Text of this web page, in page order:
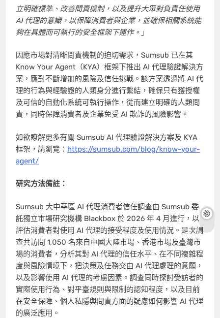
立明確標準、改善問責機制，以及提升大眾對負責任使用
AI 代理的意識，以保障消費者與企業，並確保相關系統能
夠在具體而可執行的安全框架下運作。 」
因應市場對清晰問責機制的迫切需求，Sumsub 已在其
Know Your Agent（KYA）框架下推出 AI 代理驗證解決方
案，應對不斷增加的風險及信任挑戰。該方案透過將 AI 代
理的行為與經驗證的人類身分進行繫結，確保只有獲授權
及可信的自動化系統可執行操作，從而建立明確的人類問
責，同時保障消費者及企業免受 AI 欺詐的風險影響。
如欲瞭解更多有關 Sumsub AI 代理驗證解決方案及 KYA
框架，請瀏覽： https://sumsub.com/blog/know-your-
agent/
研究方法備註：
Sumsub 大中華區 AI 代理消費者信任調查由 Sumsub 委
託獨立市場研究機構 Blackbox 於 2026 年 4 月進行，以
評估消費者對使用 AI 代理的接受程度及使用情況。是次調
查共訪問 1,050 名來自中國大陸市場、香港市場及臺灣市
場的消費者，分析其對 AI 代理的信任水平、在不同複雜程
度與風險情境下，把決策及任務交由 AI 代理處理的意願，
以及影響使用 AI 代理的考慮因素。調查同時探討受訪者的
實際使用行為、對平臺規則與限制的認知程度，以及目前
在安全保障、個人私隱與問責方面的疑慮如何影響 AI 代理
的廣泛應用。